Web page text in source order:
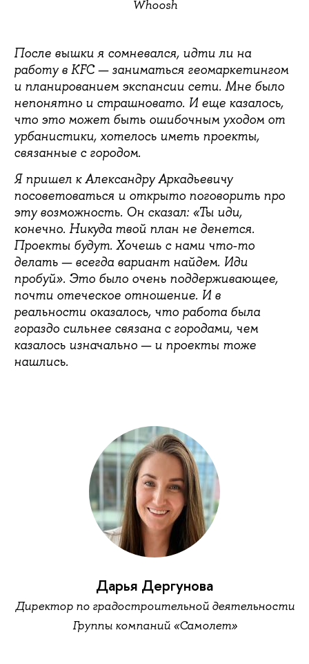
Whoosh
После вышки я сомневался, идти ли на
работу в KFC — заниматься геомаркетингом
и планированием экспансии сети. Мне было
непонятно и страшновато. И еще казалось,
что это может быть ошибочным уходом от
урбанистики, хотелось иметь проекты,
связанные с городом.
Я пришел к Александру Аркадьевичу
посоветоваться и открыто поговорить про
эту возможность. Он сказал: «Ты иди,
конечно. Никуда твой план не денется.
Проекты будут. Хочешь с нами что-то
делать — всегда вариант найдем. Иди
пробуй». Это было очень поддерживающее,
почти отеческое отношение. И в
реальности оказалось, что работа была
гораздо сильнее связана с городами, чем
казалось изначально — и проекты тоже
нашлись.
Дарья Дергунова
Директор по градостроительной деятельности
Группы компаний «Самолет»